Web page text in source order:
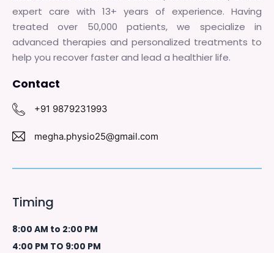
expert care with 13+ years of experience. Having
treated over 50,000 patients, we specialize in
advanced therapies and personalized treatments to
help you recover faster and lead a healthier life.
Contact
+91 9879231993
megha.physio25@gmail.com
Timing
8:00 AM to 2:00 PM
4:00 PM TO 9:00 PM